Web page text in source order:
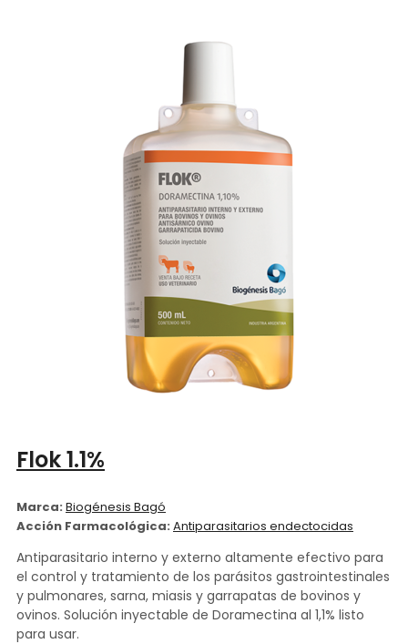
Flok 1.1%
Marca: Biogénesis Bagó
Acción Farmacológica: Antiparasitarios endectocidas
Antiparasitario interno y externo altamente efectivo para
el control y tratamiento de los parásitos gastrointestinales
y pulmonares, sarna, miasis y garrapatas de bovinos y
ovinos. Solución inyectable de Doramectina al 1,1% listo
para usar.